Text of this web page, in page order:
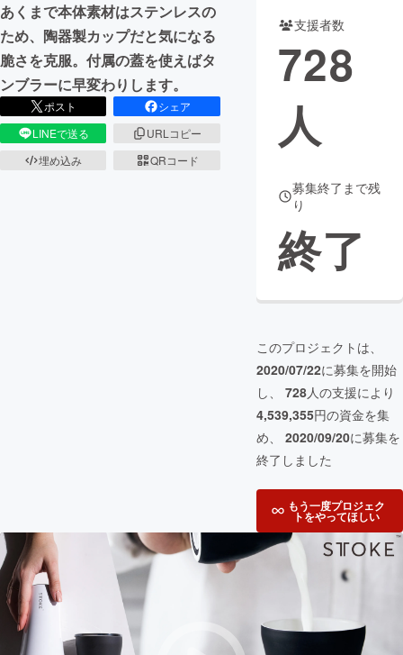
あくまで本体素材はステンレスの
ため、陶器製カップだと気になる
脆さを克服。付属の蓋を使えばタ
ンブラーに早変わりします。
ポスト
シェア
LINEで送る
URLコピー
埋め込み
QRコード
支援者数
728
人
募集終了まで残
り
終了
このプロジェクトは、
2020/07/22に募集を開始
し、 728人の支援により
4,539,355円の資金を集
め、 2020/09/20に募集を
終了しました
もう一度プロジェク
トをやってほしい